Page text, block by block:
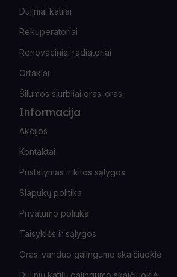
Dujiniai katilai
Rekuperatoriai
Renovaciniai radiatoriai
Ortakiai
Šilumos siurbliai oras-oras
Informacija
Akcijos
Kontaktai
Pristatymas ir kitos sąlygos
Slapukų politika
Privatumo politika
Taisyklės ir sąlygos
Oras-vanduo galingumo skaičiuoklė
Dujinių katilų galingumo skaičiuoklė